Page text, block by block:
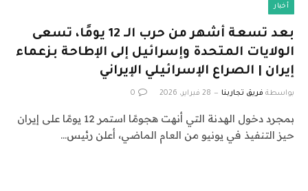
أخبار
بعد تسعة أشهر من حرب الـ 12 يومًا، تسعى
الولايات المتحدة وإسرائيل إلى الإطاحة بزعماء
إيران | الصراع الإسرائيلي الإيراني
بواسطة فريق تجاربنا 28 فبراير، 2026 0
بمجرد دخول الهدنة التي أنهت هجومًا استمر 12 يومًا على إيران
حيز التنفيذ في يونيو من العام الماضي، أعلن رئيس…